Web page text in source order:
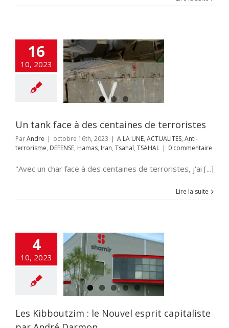
16
10, 2023
face à des
de
ACTUALITES
DEFENSE
Un tank face à des centaines de terroristes
ParAndre | octobre 16th, 2023 | A LA UNE, ACTUALITES, Anti-
terrorisme, DEFENSE, Hamas, Iran, Tsahal, TSAHAL | 0 commentaire
"Avec un char face à des centaines de terroristes, j'ai [...]
Lire la suite
4
10, 2023
: le
par André
Clima-tech
SCIENCELes Kibboutzim : le Nouvel esprit capitaliste